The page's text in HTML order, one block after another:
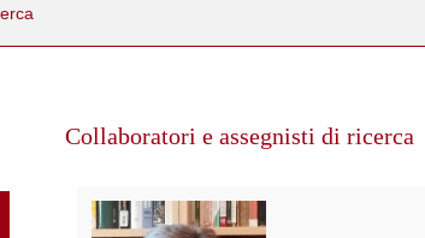
Collaboratori e assegnisti di ricerca